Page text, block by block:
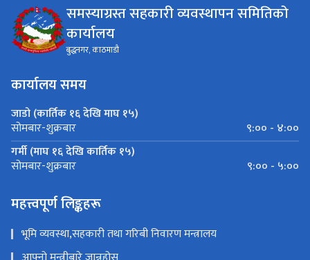
समस्याग्रस्त सहकारी व्यवस्थापन समितिको
कार्यालय
बुद्धनगर, काठमाडौ
कार्यालय समय
जाडो (कार्तिक १६ देखि माघ १५)
सोमबार-शुक्रबार
९:०० - ४:००
गर्मी (माघ १६ देखि कार्तिक १५)
सोमबार-शुक्रबार ९:०० - ५:००
महत्त्वपूर्ण लिङ्कहरू
भूमि व्यवस्था,सहकारी तथा गरिबी निवारण मन्त्रालय